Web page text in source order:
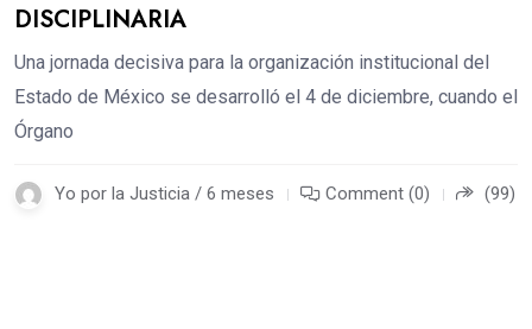
DISCIPLINARIA
Una jornada decisiva para la organización institucional del
Estado de México se desarrolló el 4 de diciembre, cuando el
Órgano
Yo por la Justicia / 6 meses Comment (0) (99)